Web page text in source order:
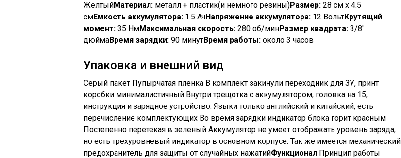
ЖелтыйМатериал: металл + пластик(и немного резины)Размер: 28 см x 4.5
смЕмкость аккумулятора: 1.5 АчНапряжение аккумулятора: 12 ВольтКрутящий
момент: 35 НмМаксимальная скорость: 280 об/минРазмер квадрата: 3/8′
дюймаВремя зарядки: 90 минутВремя работы: около 3 часов
Упаковка и внешний вид
Серый пакет Пупырчатая пленка В комплект закинули переходник для ЗУ, принт
коробки минималистичный Внутри трещотка с аккумулятором, головка на 15,
инструкция и зарядное устройство. Языки только английский и китайский, есть
перечисление комплектующих Во время зарядки индикатор блока горит красным
Постепенно перетекая в зеленый Аккумулятор не умеет отображать уровень заряда,
но есть трехуровневый индикатор в основном корпусе. Так же имеется механический
предохранитель для защиты от случайных нажатийФункционал Принцип работы